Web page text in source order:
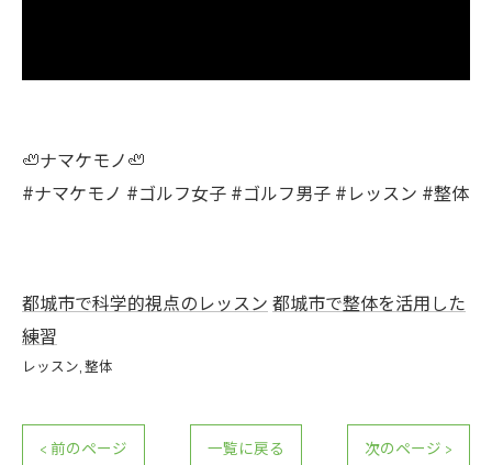
🦥ナマケモノ🦥
#ナマケモノ #ゴルフ女子 #ゴルフ男子 #レッスン #整体
都城市で科学的視点のレッスン都城市で整体を活用した
練習
レッスン 整体
< 前のページ 一覧に戻る 次のページ >